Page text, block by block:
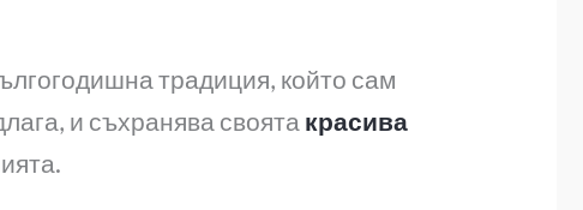
традиция, който сам
и съхранява своята красива